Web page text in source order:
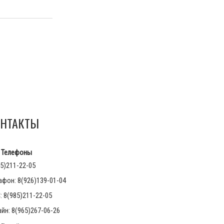
Телефоны
22-05
8(926)139-01-04
8(985)211-22-05
8(965)267-06-26